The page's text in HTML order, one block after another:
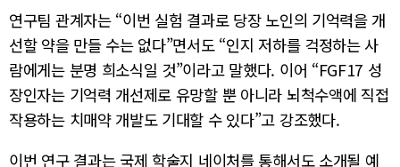
연구팀 관계자는 “이번 실험 결과로 당장 노인의 기억력을 개
선할 약을 만들 수는 없다”면서도 “인지 저하를 걱정하는 사
람에게는 분명 희소식일 것”이라고 말했다. 이어 “FGF17 성
장인자는 기억력 개선제로 유망할 뿐 아니라 뇌척수액에 직접
작용하는 치매약 개발도 기대할 수 있다”고 강조했다.
이번 연구 결과는 국제 학술지 네이처를 통해서도 소개될 예